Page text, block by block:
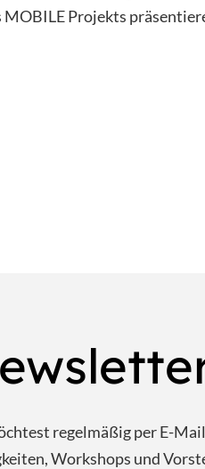
MOBILE Projekts
regelmäßig per E-
Workshops und